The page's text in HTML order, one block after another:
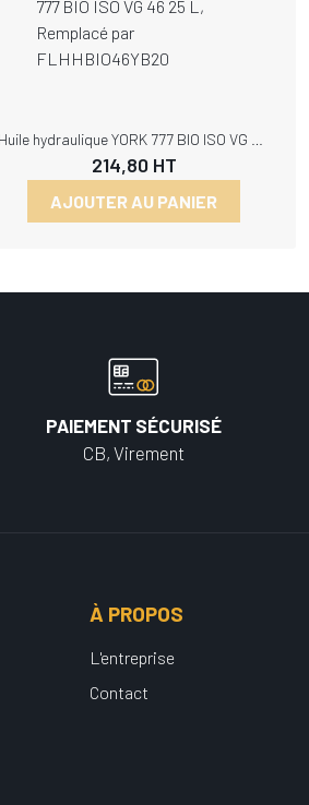
214,80HT
AJOUTER AU PANIER
PAIEMENT SÉCURISÉ
CB, Virement
À PROPOS
L'entreprise
Contact